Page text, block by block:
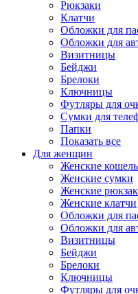
Рюкзаки
Клатчи
Обложки для
Обложки для
Визитницы
Бейджи
Брелоки
Ключницы
Футляры для
Сумки для
Папки
Показать все
Для женщин
Женские
Женские сумки
Женские
Женские клатчи
Обложки для
Обложки для
Визитницы
Бейджи
Брелоки
Ключницы
Футляры для